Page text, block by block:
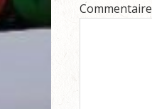
Commentaire